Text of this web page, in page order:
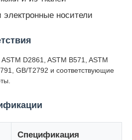
клеев
и влажности
носители
D2861, ASTM B571, ASTM
GB/T2792 и соответствующие
Спецификация